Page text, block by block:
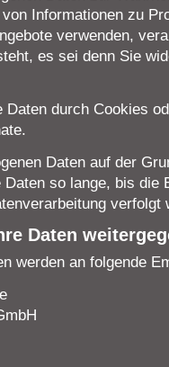
Informationen zu
verwenden,
es sei denn Sie
durch Cookies
Daten auf der
so lange, bis die
Daten
werden an folgende